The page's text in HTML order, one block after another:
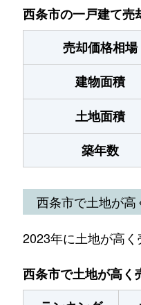
西条市の一戸建て売
売却価格相場
建物面積
土地面積
築年数
西条市で土地が高
2023年に土地が高く
西条市で土地が高く